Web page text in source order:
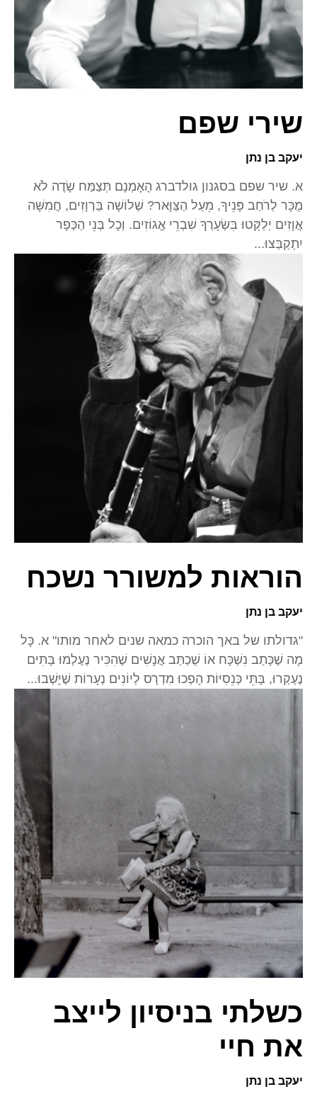
שירי שפם
יעקב בן נתן
א. שיר שפם בסגנון גולדברג הָאָמְנָם תְּצַמַּח שָׂדֶה לֹא
מֻכָּר לְרֹחַב פָּנֵיךָ, מֵעַל הַצַּוָּאר? שְׁלוֹשָׁה בַּרְוָזִים, חֲמִשָּׁה
אֲוָזִים יְלַקְּטוּ בִּשְׂעָרְךָ שִׁבְרֵי אֱגוֹזִים. וְכָל בְּנֵי הַכְּפָר
יִתְקַבְּצוּ...
הוראות למשורר נשכח
יעקב בן נתן
"גדולתו של באך הוכרה כמאה שנים לאחר מותו" א. כָּל
מָה שֶׁכָּתַב נִשְׁכָּח אוֹ שֻׁכְתַּב אֲנָשִׁים שֶׁהִכִּיר נֶעֶלְמוּ בָּתִּים
נֶעֶקְרוּ, בָּתֵּי כְּנֵסִיּוֹת הָפְכוּ מִדְרָס לְיוֹנִים נְעָרוֹת שֶׁיָּשְׁבוּ...
כשלתי בניסיון לייצב
את חיי
יעקב בן נתן